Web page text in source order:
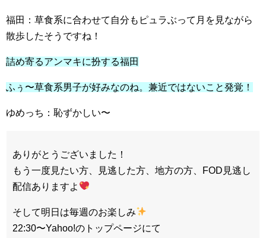
福田：草食系に合わせて自分もピュラぶって月を見ながら
散歩したそうですね！
詰め寄るアンマキに扮する福田
ふぅ〜草食系男子が好みなのね。兼近ではないこと発覚！
ゆめっち：恥ずかしい〜
ありがとうございました！
もう一度見たい方、見逃した方、地方の方、FOD見逃し
配信ありますよ
そして明日は毎週のお楽しみ
22:30〜Yahoo!のトップページにて